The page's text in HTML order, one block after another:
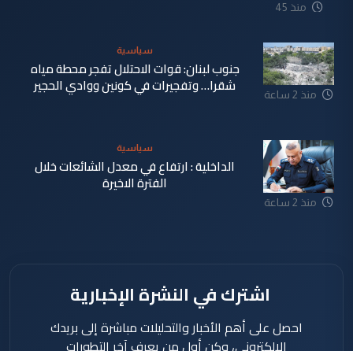
منذ 45
منذ 2 ساعة
سياسية
جنوب لبنان: قوات الاحتلال تفجر محطة مياه
شقرا… وتفجيرات في كونين ووادي الحجير
منذ 2 ساعة
سياسية
الداخلية : ارتفاع في معدل الشائعات خلال
الفترة الاخيرة
اشترك في النشرة الإخبارية
احصل على أهم الأخبار والتحليلات مباشرة إلى بريدك
الإلكتروني، وكن أول من يعرف آخر التطورات